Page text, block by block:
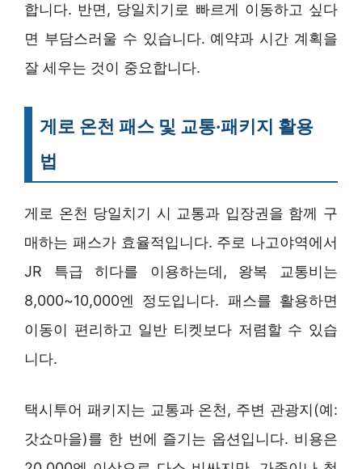
합니다. 반면, 당일치기로 빠르게 이동하고 싶다
면 부담스러울 수 있습니다. 예약과 시간 계획을
잘 세우는 것이 중요합니다.
게로 온천 패스 및 교통·패키지 활용
법
게로 온천 당일치기 시 교통과 입장권을 함께 구
매하는 패스가 효율적입니다. 주로 나고야역에서
JR 특급 히다를 이용하는데, 왕복 교통비는
8,000~10,000엔 정도입니다. 패스를 활용하면
이동이 편리하고 일반 티켓보다 저렴할 수 있습
니다.
택시투어 패키지는 교통과 온천, 주변 관광지(예:
갓쇼마을)를 한 번에 즐기는 옵션입니다. 비용은